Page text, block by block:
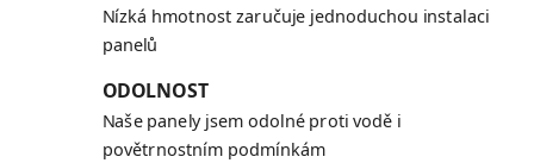
Nízká hmotnost zaručuje jednoduchou instalaci
panelů
ODOLNOST
Naše panely jsem odolné proti vodě i
povětrnostním podmínkám